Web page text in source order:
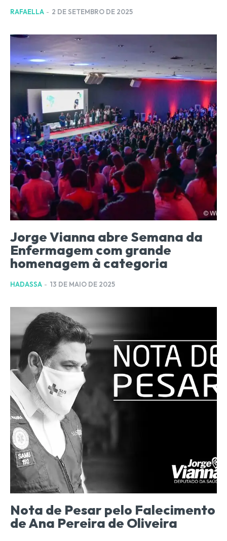
RAFAELLA - 2 DE SETEMBRO DE 2025
Jorge Vianna abre Semana da
Enfermagem com grande
homenagem à categoria
HADASSA - 13 DE MAIO DE 2025
Nota de Pesar pelo Falecimento
de Ana Pereira de Oliveira